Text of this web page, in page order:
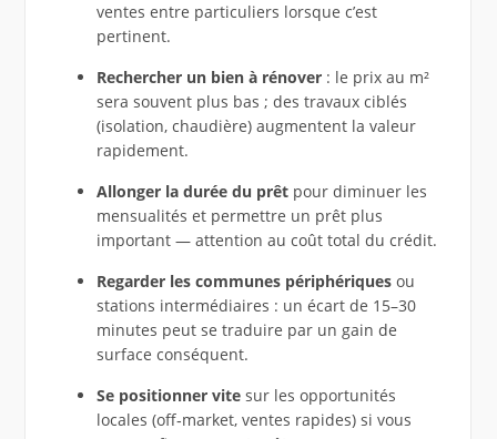
ventes entre particuliers lorsque c’est
pertinent.
Rechercher un bien à rénover: le prix au m²
sera souvent plus bas ; des travaux ciblés
(isolation, chaudière) augmentent la valeur
rapidement.
Allonger la durée du prêtpour diminuer les
mensualités et permettre un prêt plus
important — attention au coût total du crédit.
Regarder les communes périphériquesou
stations intermédiaires : un écart de 15–30
minutes peut se traduire par un gain de
surface conséquent.
Se positionner vitesur les opportunités
locales (off‑market, ventes rapides) si vous